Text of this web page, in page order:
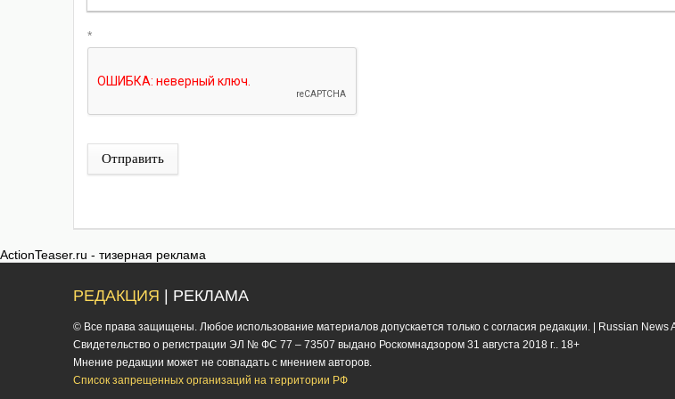
*
Отправить
ActionTeaser.ru - тизерная реклама
РЕДАКЦИЯ | РЕКЛАМА
© Все права защищены. Любое использование материалов допускается только с согласия редакции. | Russian
Cвидетельство о регистрации ЭЛ № ФС 77 – 73507 выдано Роскомнадзором 31 августа 2018 г.. 18+
Мнение редакции может не совпадать с мнением авторов.
Список запрещенных организаций на территории РФ